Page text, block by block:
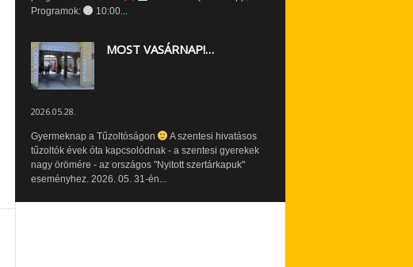
Programok:
10:00...
MOST VASÁRNAP!…
2026.05.28.
Gyermeknap a Tűzoltóságon
A szentesi hivatásos
tűzoltók évek óta kapcsolódnak - a szentesi gyerekek
nagy örömére - az országos "Nyitott szertárkapuk"
eseményhez. 2026. 05. 31-én...